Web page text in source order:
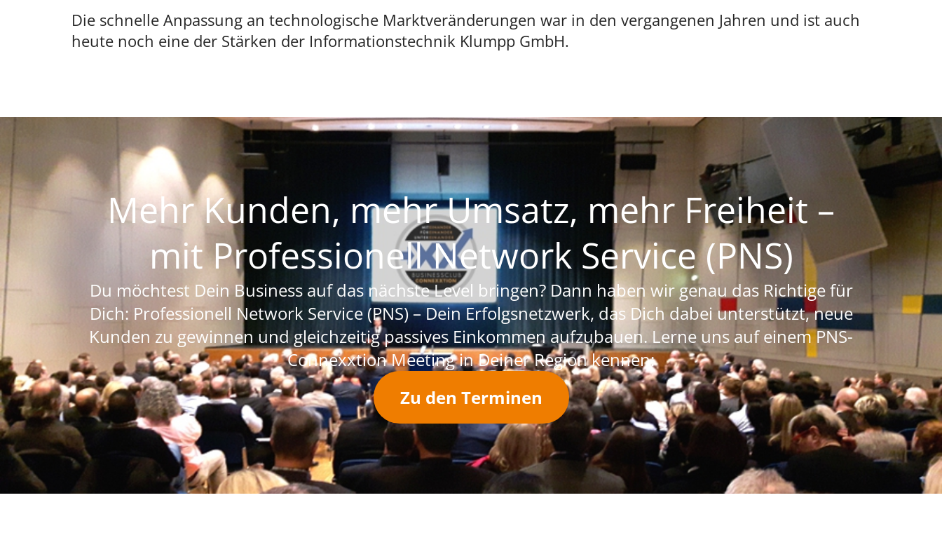
Die schnelle Anpassung an technologische Marktveränderungen war in den vergangenen Jahren und ist auch
heute noch eine der Stärken der Informationstechnik Klumpp GmbH.
Mehr Kunden, mehr Umsatz, mehr Freiheit –
mit Professionell Network Service (PNS)
Du möchtest Dein Business auf das nächste Level bringen? Dann haben wir genau das Richtige für
Dich: Professionell Network Service (PNS) – Dein Erfolgsnetzwerk, das Dich dabei unterstützt, neue
Kunden zu gewinnen und gleichzeitig passives Einkommen aufzubauen. Lerne uns auf einem PNS-
Connexxtion Meeting in Deiner Region kennen:
Zu den Terminen